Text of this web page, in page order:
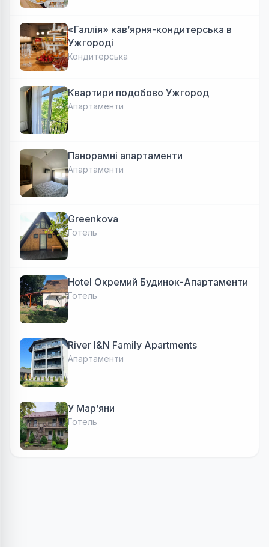
«Галлія» кав’ярня-кондитерська в
Ужгороді
Кондитерська
Квартири подобово Ужгород
Апартаменти
Панорамні апартаменти
Апартаменти
Greenkova
Готель
Hotel Окремий Будинок-Апартаменти
Готель
River I&N Family Apartments
Апартаменти
У Марʼяни
Готель